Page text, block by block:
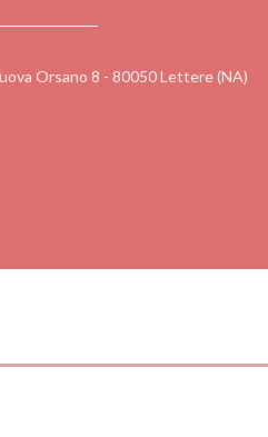
Orsano 8 - 80050 Lettere (NA)